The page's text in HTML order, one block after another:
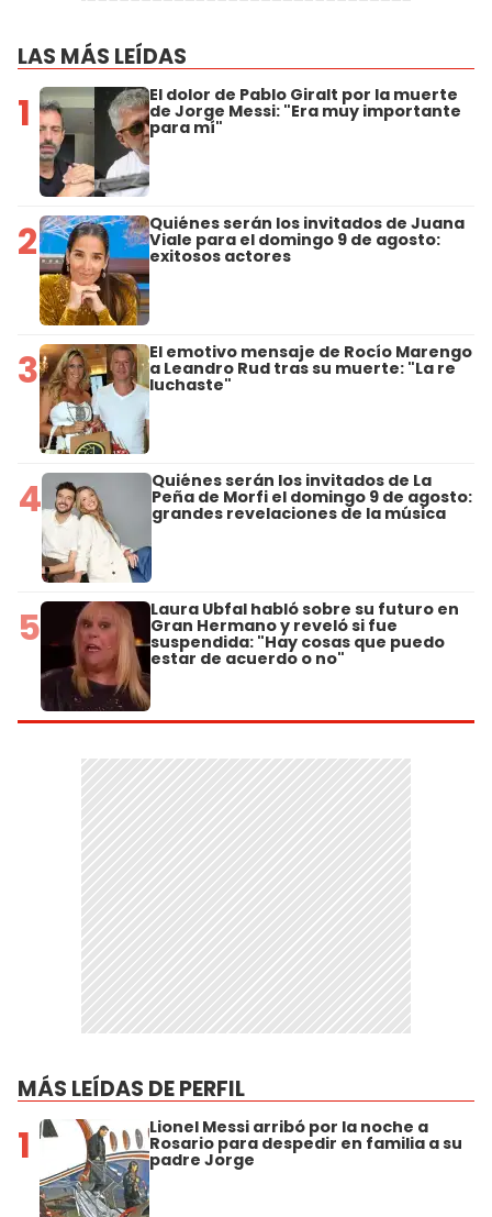
LAS MÁS LEÍDAS
1 El dolor de Pablo Giralt por la muerte
de Jorge Messi: "Era muy importante
para mí"
2 Quiénes serán los invitados de Juana
Viale para el domingo 9 de agosto:
exitosos actores
3 El emotivo mensaje de Rocío Marengo
a Leandro Rud tras su muerte: "La re
luchaste"
4 Quiénes serán los invitados de La
Peña de Morfi el domingo 9 de agosto:
grandes revelaciones de la música
5 Laura Ubfal habló sobre su futuro en
Gran Hermano y reveló si fue
suspendida: "Hay cosas que puedo
estar de acuerdo o no"
MÁS LEÍDAS DE PERFIL
1 Lionel Messi arribó por la noche a
Rosario para despedir en familia a su
padre Jorge